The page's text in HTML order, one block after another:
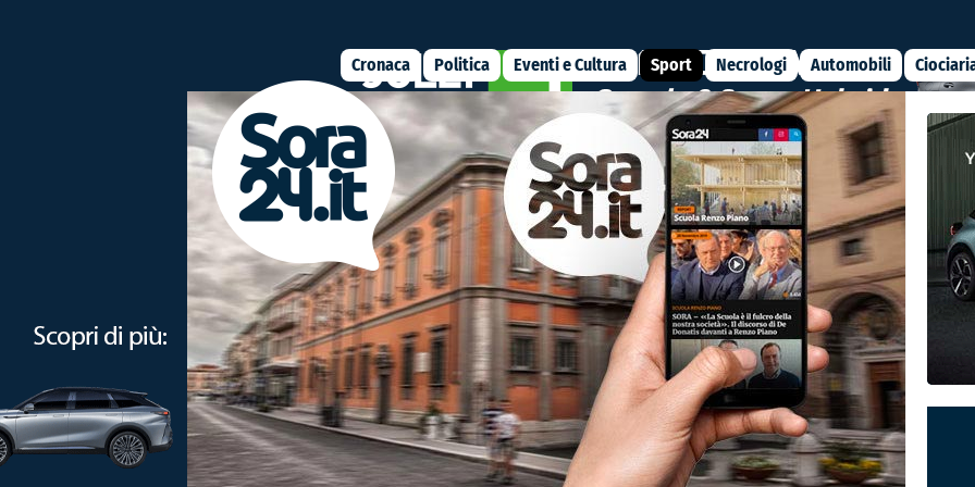
Cronaca Politica Eventi e Cultura Sport Necrologi Automobili